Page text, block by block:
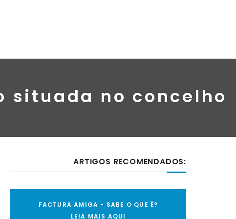
situada no concelho
ARTIGOS RECOMENDADOS:
FACTURA AMIGA - SABE O QUE É?
LEIA MAIS AQUI